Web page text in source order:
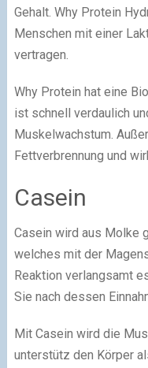
Gehalt. Why Protein
Menschen mit einer
vertragen.
Why Protein hat eine
ist schnell verdaulich
Muskelwachstum.
Fettverbrennung und
Casein
Casein wird aus Molke
welches mit der
Reaktion verlangsamt
Sie nach dessen
Mit Casein wird die
unterstütz den Körper